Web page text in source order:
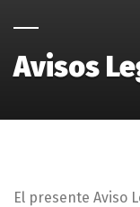
Avisos
El presente Aviso